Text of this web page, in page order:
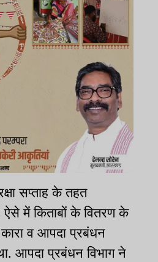
सप्ताह के तहत
में किताबों के वितरण के
कारा व आपदा प्रबंधन
आपदा प्रबंधन विभाग ने